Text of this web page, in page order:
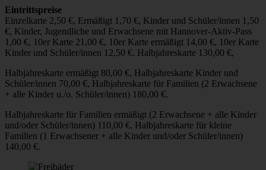
Eintrittspreise
Einzelkarte 2,50 €, Ermäßigt 1,70 €, Kinder und Schüler/innen 1,50
€, Kinder, Jugendliche und Erwachsene mit Hannover-Aktiv-Pass
1,00 €, 10er Karte 21,00 €, 10er Karte ermäßigt 14,00 €, 10er Karte
Kinder und Schüler/innen 12,50 €. Halbjahreskarte 130,00 €,
Halbjahreskarte ermäßigt 80,00 €, Halbjahreskarte Kinder und
Schüler/innen 70,00 €, Halbjahreskarte für Familien (2 Erwachsene
+ alle Kinder u./o. Schüler/innen) 180,00 €.
Halbjahreskarte für Familien ermäßigt (2 Erwachsene + alle Kinder
und/oder Schüler/innen) 110,00 €, Halbjahreskarte für kleine
Familien (1 Erwachsener + alle Kinder und/oder Schüler/innen)
140,00 €.